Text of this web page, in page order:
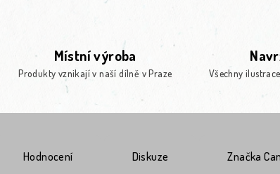
Místní výroba
Produkty vznikají v naší dílně v Praze Všechny
Hodnocení Diskuze Značka